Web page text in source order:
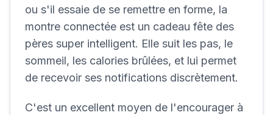
ou s'il essaie de se remettre en forme, la
montre connectée est un cadeau fête des
pères super intelligent. Elle suit les pas, le
sommeil, les calories brûlées, et lui permet
de recevoir ses notifications discrètement.
C'est un excellent moyen de l'encourager à